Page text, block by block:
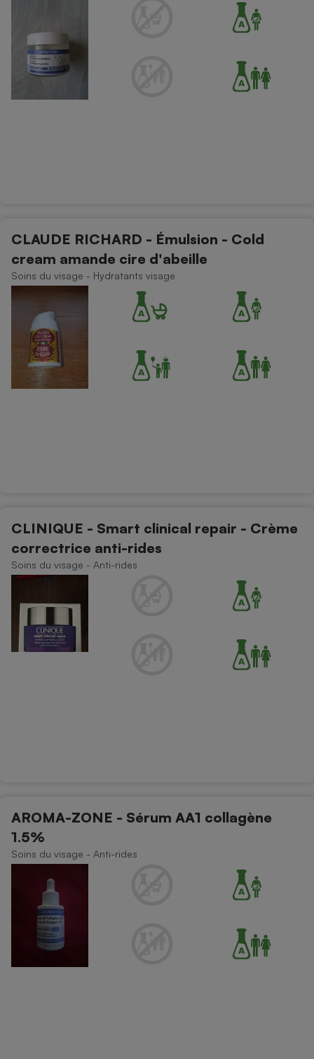
CLAUDE RICHARD - Émulsion - Cold
cream amande cire d'abeille
Soins du visage - Hydratants visage
CLINIQUE - Smart clinical repair - Crème
correctrice anti-rides
Soins du visage - Anti-rides
AROMA-ZONE - Sérum AA1 collagène
1.5%
Soins du visage - Anti-rides